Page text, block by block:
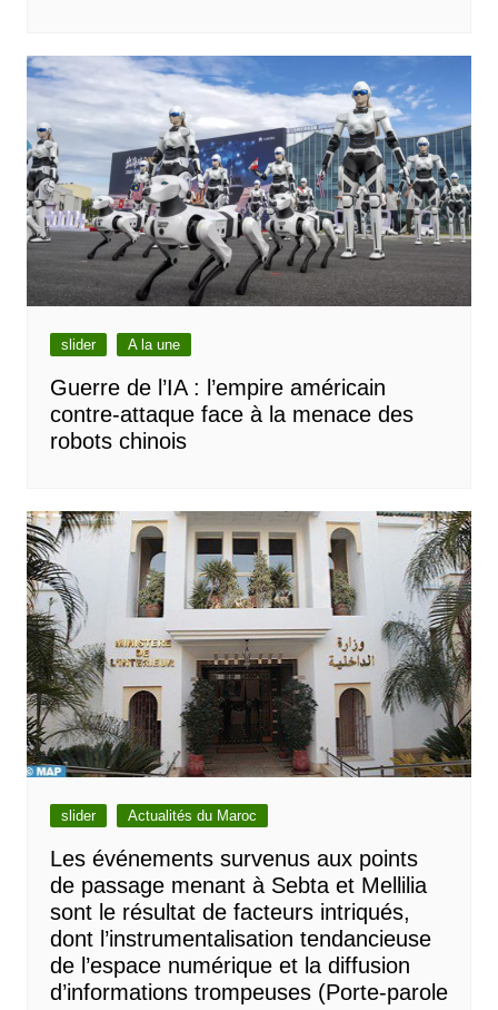
slider A la une
Guerre de l’IA : l’empire américain
contre-attaque face à la menace des
robots chinois
slider Actualités du Maroc
Les événements survenus aux points
de passage menant à Sebta et Mellilia
sont le résultat de facteurs intriqués,
dont l’instrumentalisation tendancieuse
de l’espace numérique et la diffusion
d’informations trompeuses (Porte-parole